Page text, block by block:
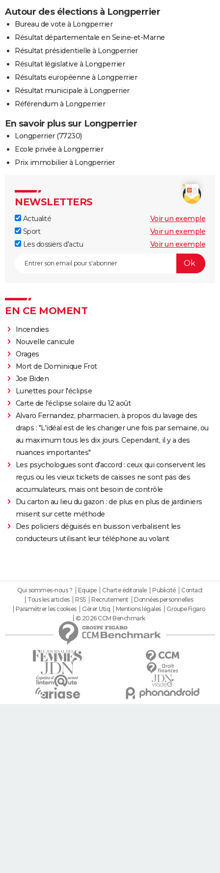
Autour des élections à Longperrier
Bureau de vote à Longperrier
Résultat départementale en Seine-et-Marne
Résultat présidentielle à Longperrier
Résultat législative à Longperrier
Résultats européenne à Longperrier
Résultat municipale à Longperrier
Référendum à Longperrier
En savoir plus sur Longperrier
Longperrier (77230)
Ecole privée à Longperrier
Prix immobilier à Longperrier
NEWSLETTERS
Actualité
Voir un exemple
Sport
Voir un exemple
Les dossiers d'actu
Voir un exemple
EN CE MOMENT
Incendies
Nouvelle canicule
Orages
Mort de Dominique Frot
Joe Biden
Lunettes pour l'éclipse
Carte de l'éclipse solaire du 12 août
Alvaro Fernandez, pharmacien, à propos du lavage des
draps : "L'idéal est de les changer une fois par semaine, ou
au maximum tous les dix jours. Cependant, il y a des
nuances importantes"
Les psychologues sont d'accord : ceux qui conservent les
reçus ou les vieux tickets de caisses ne sont pas des
accumulateurs, mais ont besoin de contrôle
Du carton au lieu du gazon : de plus en plus de jardiniers
misent sur cette méthode
Des policiers déguisés en buisson verbalisent les
conducteurs utilisant leur téléphone au volant
Qui sommes-nous ? Equipe Charte éditoriale Publicité
Contact
Tous les articles
RSS Recrutement
Données personnelles
Paramétrer les cookies
Gérer Utiq Mentions légales
Groupe Figaro
© 2026 CCM Benchmark